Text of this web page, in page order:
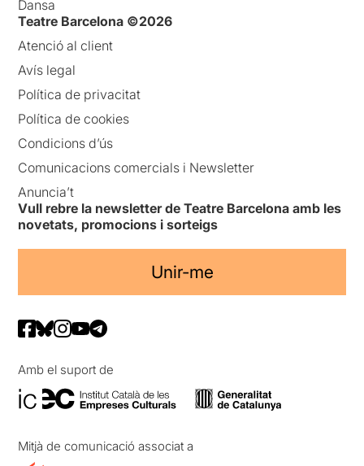
Dansa
Teatre Barcelona ©2026
Atenció al client
Avís legal
Política de privacitat
Política de cookies
Condicions d’ús
Comunicacions comercials i Newsletter
Anuncia’t
Vull rebre la newsletter de Teatre Barcelona amb les
novetats, promocions i sorteigs
Unir-me
Amb el suport de
Mitjà de comunicació associat a